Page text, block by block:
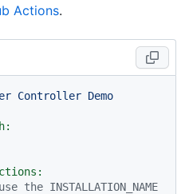
Actions.
Controller Demo
the INSTALLATION_NAME